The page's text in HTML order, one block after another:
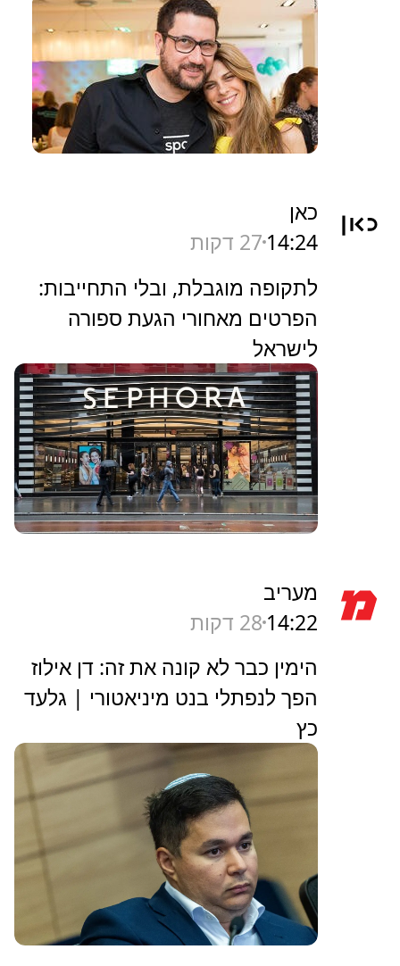
כאן
14:24 27 דקות
לתקופה מוגבלת, ובלי התחייבות:
הפרטים מאחורי הגעת ספורה
לישראל
מעריב
14:22 28 דקות
הימין כבר לא קונה את זה: דן אילוז
הפך לנפתלי בנט מיניאטורי | גלעד
כץ